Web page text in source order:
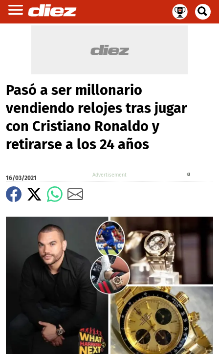
Pasó a ser millonario
vendiendo relojes tras jugar
con Cristiano Ronaldo y
retirarse a los 24 años
16/03/2021
X